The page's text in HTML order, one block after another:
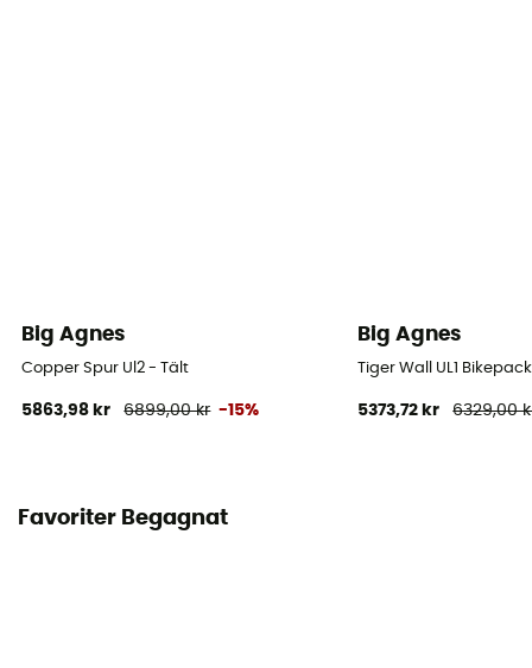
Antal tältpinnar
Big Agnes
Copper Spur Ul2 - Tält
5863,98 kr 6899,00 kr -15%
Big Agnes
Tiger Wall UL1
5373,72 kr 6329,00
Favoriter Begagnat